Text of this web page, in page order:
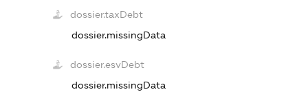
dossier.taxDebt
dossier.missingData
dossier.esvDebt
dossier.missingData